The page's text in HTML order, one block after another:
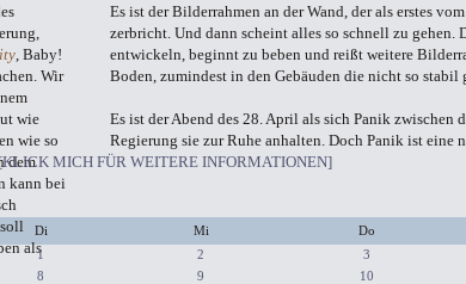
, Baby!
Wir
wie
wie so
dem
kann bei
als
Es ist der Bilderrahmen an der Wand, der als erstes
zerbricht. Und dann scheint alles so schnell zu
entwickeln, beginnt zu beben und reißt weitere
Boden, zumindest in den Gebäuden die nicht so
Es ist der Abend des 28. April als sich Panik
Regierung sie zur Ruhe anhalten. Doch Panik ist eine
MICH FÜR WEITERE INFORMATIONEN]
Di Mi Do
1
2 3
8 9 10